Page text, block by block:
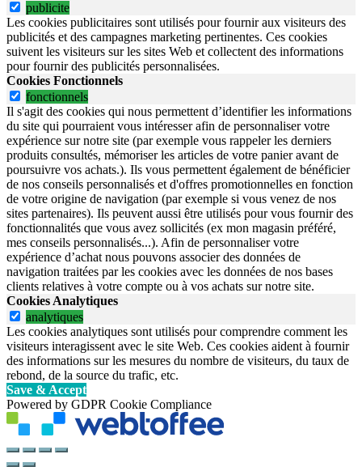
publicite
Les cookies publicitaires sont utilisés pour fournir aux visiteurs des
publicités et des campagnes marketing pertinentes. Ces cookies
suivent les visiteurs sur les sites Web et collectent des informations
pour fournir des publicités personnalisées.
Cookies Fonctionnels
fonctionnels
Il s'agit des cookies qui nous permettent d’identifier les informations
du site qui pourraient vous intéresser afin de personnaliser votre
expérience sur notre site (par exemple vous rappeler les derniers
produits consultés, mémoriser les articles de votre panier avant de
poursuivre vos achats.). Ils vous permettent également de bénéficier
de nos conseils personnalisés et d'offres promotionnelles en fonction
de votre origine de navigation (par exemple si vous venez de nos
sites partenaires). Ils peuvent aussi être utilisés pour vous fournir des
fonctionnalités que vous avez sollicités (ex mon magasin préféré,
mes conseils personnalisés...). Afin de personnaliser votre
expérience d’achat nous pouvons associer des données de
navigation traitées par les cookies avec les données de nos bases
clients relatives à votre compte ou à vos achats sur notre site.
Cookies Analytiques
analytiques
Les cookies analytiques sont utilisés pour comprendre comment les
visiteurs interagissent avec le site Web. Ces cookies aident à fournir
des informations sur les mesures du nombre de visiteurs, du taux de
rebond, de la source du trafic, etc.
Save & Accept
Powered by GDPR Cookie Compliance